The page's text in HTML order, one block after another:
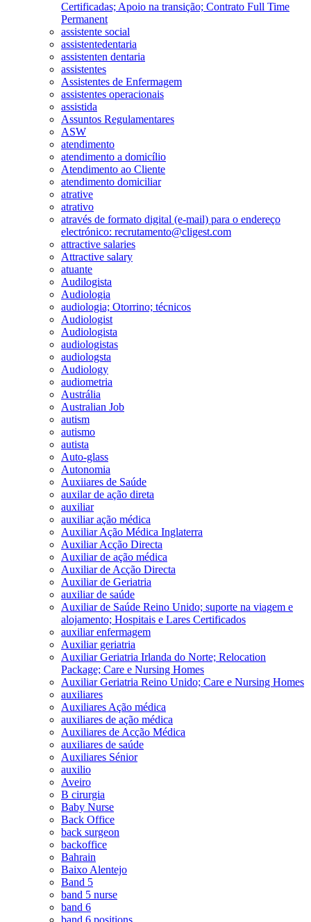
Certificadas; Apoio na transição; Contrato Full Time
Permanent
assistente social
assistentedentaria
assistenten dentaria
assistentes
Assistentes de Enfermagem
assistentes operacionais
assistida
Assuntos Regulamentares
ASW
atendimento
atendimento a domicílio
Atendimento ao Cliente
atendimento domiciliar
atrative
atrativo
através de formato digital (e-mail) para o endereço
electrónico: recrutamento@cligest.com
attractive salaries
Attractive salary
atuante
Audilogista
Audiologia
audiologia; Otorrino; técnicos
Audiologist
Audiologista
audiologistas
audiologsta
Audiology
audiometria
Austrália
Australian Job
autism
autismo
autista
Auto-glass
Autonomia
Auxiiares de Saúde
auxilar de ação direta
auxiliar
auxiliar ação médica
Auxiliar Ação Médica Inglaterra
Auxiliar Acção Directa
Auxiliar de ação médica
Auxiliar de Acção Directa
Auxiliar de Geriatria
auxiliar de saúde
Auxiliar de Saúde Reino Unido; suporte na viagem e
alojamento; Hospitais e Lares Certificados
auxiliar enfermagem
Auxiliar geriatria
Auxiliar Geriatria Irlanda do Norte; Relocation
Package; Care e Nursing Homes
Auxiliar Geriatria Reino Unido; Care e Nursing Homes
auxiliares
Auxiliares Ação médica
auxiliares de ação médica
Auxiliares de Acção Médica
auxiliares de saúde
Auxiliares Sénior
auxilio
Aveiro
B cirurgia
Baby Nurse
Back Office
back surgeon
backoffice
Bahrain
Baixo Alentejo
Band 5
band 5 nurse
band 6
band 6 positions